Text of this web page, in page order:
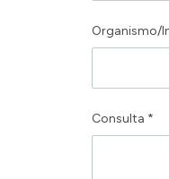
Organismo/
Consulta *